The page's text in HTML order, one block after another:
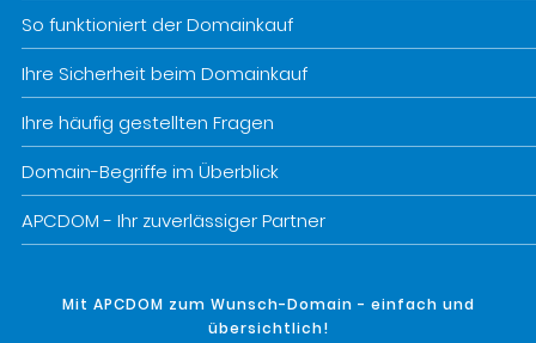
So funktioniert der Domainkauf
Ihre Sicherheit beim Domainkauf
Ihre häufig gestellten Fragen
Domain-Begriffe im Überblick
APCDOM - Ihr zuverlässiger Partner
Mit APCDOM zum Wunsch-Domain - einfach und
übersichtlich!